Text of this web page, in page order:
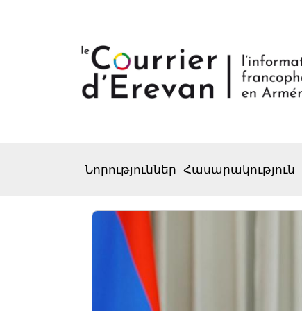
Նորություններ Հասարակություն